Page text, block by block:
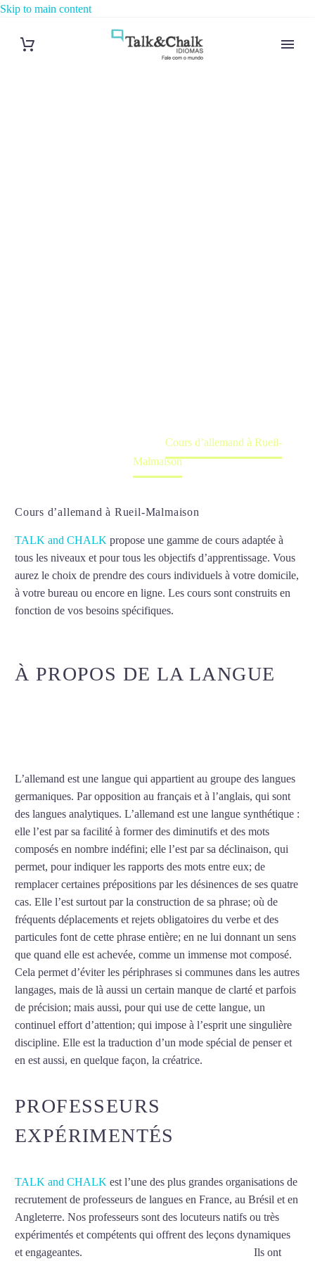
Skip to main content
Cours d’allemand à Rueil-
Malmaison
Cours d’allemand à Rueil-Malmaison
TALK and CHALK propose une gamme de cours adaptée à
tous les niveaux et pour tous les objectifs d’apprentissage. Vous
aurez le choix de prendre des cours individuels à votre domicile,
à votre bureau ou encore en ligne. Les cours sont construits en
fonction de vos besoins spécifiques.
À PROPOS DE LA LANGUE
L’allemand est une langue qui appartient au groupe des langues
germaniques. Par opposition au français et à l’anglais, qui sont
des langues analytiques. L’allemand est une langue synthétique :
elle l’est par sa facilité à former des diminutifs et des mots
composés en nombre indéfini; elle l’est par sa déclinaison, qui
permet, pour indiquer les rapports des mots entre eux; de
remplacer certaines prépositions par les désinences de ses quatre
cas. Elle l’est surtout par la construction de sa phrase; où de
fréquents déplacements et rejets obligatoires du verbe et des
particules font de cette phrase entière; en ne lui donnant un sens
que quand elle est achevée, comme un immense mot composé.
Cela permet d’éviter les périphrases si communes dans les autres
langages, mais de là aussi un certain manque de clarté et parfois
de précision; mais aussi, pour qui use de cette langue, un
continuel effort d’attention; qui impose à l’esprit une singulière
discipline. Elle est la traduction d’un mode spécial de penser et
en est aussi, en quelque façon, la créatrice.
PROFESSEURS
EXPÉRIMENTÉS
TALK and CHALK est l’une des plus grandes organisations de
recrutement de professeurs de langues en France, au Brésil et en
Angleterre. Nos professeurs sont des locuteurs natifs ou très
expérimentés et compétents qui offrent des leçons dynamiques
et engageantes.
Ils ont